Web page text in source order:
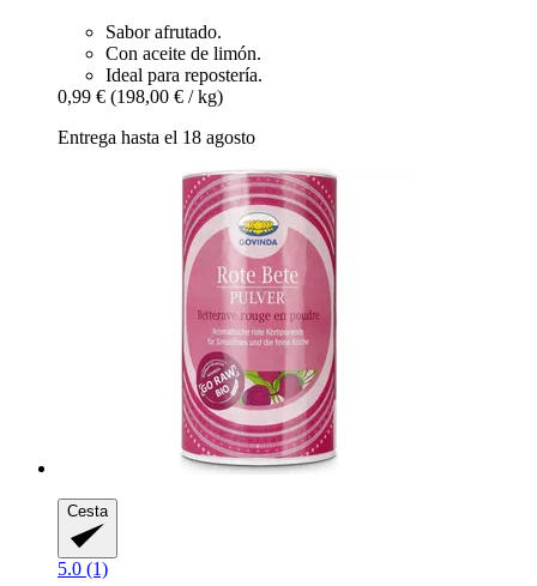
Sabor afrutado.
Con aceite de limón.
Ideal para repostería.
0,99 € (198,00 € / kg)
Entrega hasta el 18 agosto
Cesta
5.0 (1)